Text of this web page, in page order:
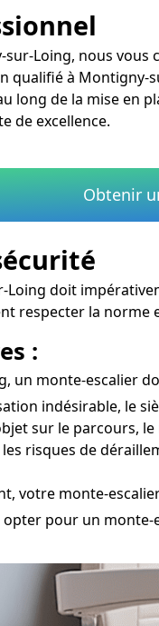
Loing, nous
qualifié à
long de la mise
de excellence.
Obtenir
doit
respecter la norme
:
un monte-escalier
indésirable, le
sur le parcours,
risques de
votre monte-
pour un